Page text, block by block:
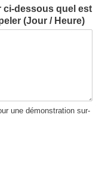
ci-dessous quel est
(Jour / Heure)
une démonstration sur-